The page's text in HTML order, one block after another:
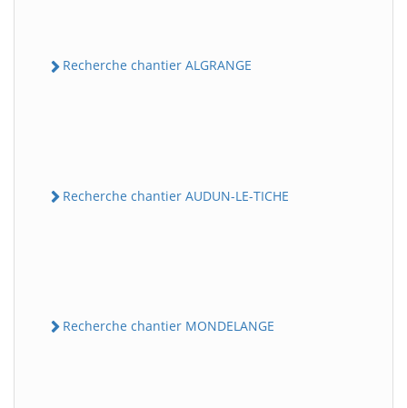
Recherche chantier ALGRANGE
Recherche chantier AUDUN-LE-TICHE
Recherche chantier MONDELANGE